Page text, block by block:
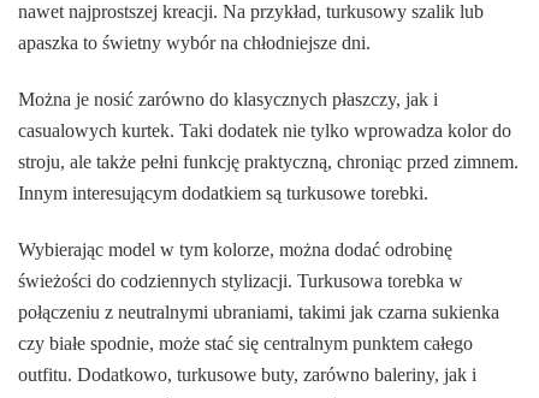
nawet najprostszej kreacji. Na przykład, turkusowy szalik lub
apaszka to świetny wybór na chłodniejsze dni.
Można je nosić zarówno do klasycznych płaszczy, jak i
casualowych kurtek. Taki dodatek nie tylko wprowadza kolor do
stroju, ale także pełni funkcję praktyczną, chroniąc przed zimnem.
Innym interesującym dodatkiem są turkusowe torebki.
Wybierając model w tym kolorze, można dodać odrobinę
świeżości do codziennych stylizacji. Turkusowa torebka w
połączeniu z neutralnymi ubraniami, takimi jak czarna sukienka
czy białe spodnie, może stać się centralnym punktem całego
outfitu. Dodatkowo, turkusowe buty, zarówno baleriny, jak i